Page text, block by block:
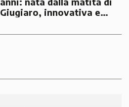
Giugiaro, innovativa e